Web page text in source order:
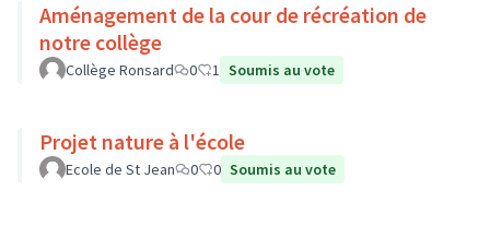
Aménagement de la cour de récréation de
notre collège
Collège Ronsard 0 1 Soumis au vote
Projet nature à l'école
Ecole de St Jean 0 0 Soumis au vote